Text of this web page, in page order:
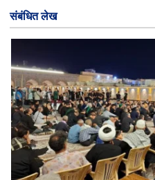
संबंधित लेख